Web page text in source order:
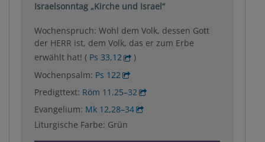
Israelsonntag „Kirche und Israel“
Wochenspruch: Wohl dem Volk, dessen Gott
der HERR ist, dem Volk, das er zum Erbe
erwählt hat! ( Ps 33,12
)
Wochenpsalm: Ps 122
Predigttext: Röm 11,25–32
Evangelium: Mk 12,28–34
Liturgische Farbe: Grün